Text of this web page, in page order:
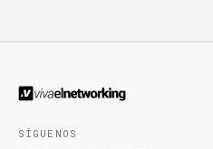
SÍGUENOS